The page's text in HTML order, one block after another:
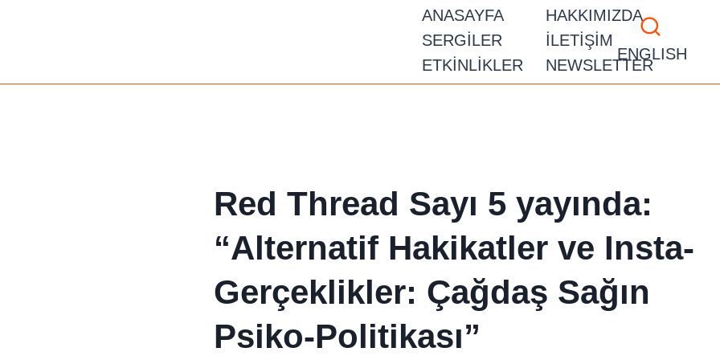
ANASAYFA
SERGILER
ETKINLIKLER
HAKKIMIZDA
İLETIŞIM
NEWSLETTER
ENGLISH
Red Thread Sayı 5 yayında:
“Alternatif Hakikatler ve Insta-
Gerçeklikler: Çağdaş Sağın
Psiko-Politikası”